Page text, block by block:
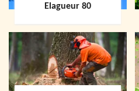
Elagueur 80